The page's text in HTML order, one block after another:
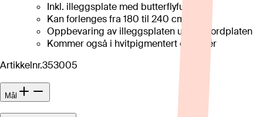
Inkl. illeggsplate med butterflyfunksjon
Kan forlenges fra 180 til 240 cm
Oppbevaring av illeggsplaten under bordplaten
Kommer også i hvitpigmentert eikefinér
Artikkelnr.353005
Mål